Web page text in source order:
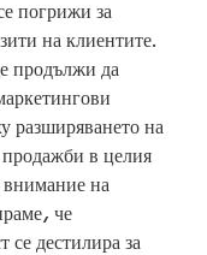
погрижи за
на клиентите.
да
разширяването на
в целия
внимание на
че
се дестилира за